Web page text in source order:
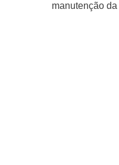
manutenção